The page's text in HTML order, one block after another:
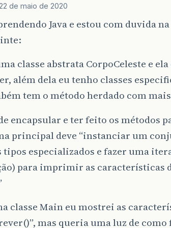
de maio de 2020
Java e estou com duvida
classe abstrata CorpoCeleste e
além dela eu tenho classes
tem o método herdado com
encapsular e ter feito os métodos
principal deve “instanciar um
tipos especializados e fazer uma
para imprimir as características
classe Main eu mostrei as
mas queria uma luz de